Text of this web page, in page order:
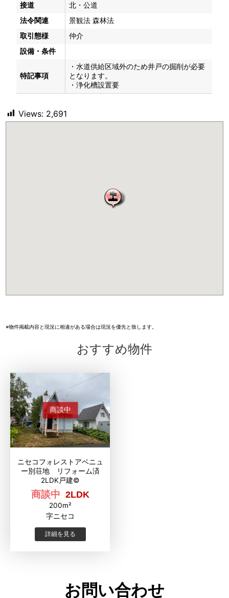
接道
北・公道
法令関連
景観法 森林法
取引態様
仲介
設備・条件
特記事項
・水道供給区域外のため井戸の掘削が必要
となります。
・浄化槽設置要
Views: 2,691
※物件掲載内容と現況に相違がある場合は現況を優先と致します。
おすすめ物件
商談中
ニセコフォレストアベニュ
ー別荘地 リフォーム済
2LDK戸建©
商談中 2LDK
200m²
字ニセコ
詳細を見る
お問い合わせ